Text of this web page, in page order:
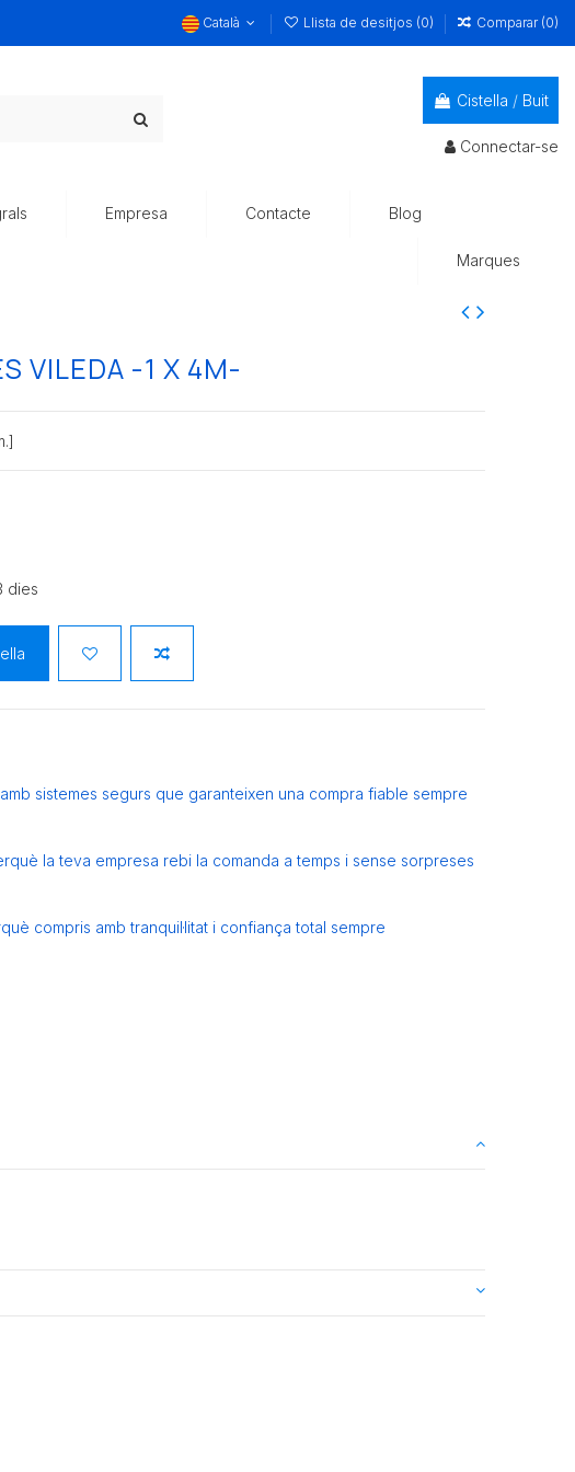
Català Llista de desitjos (0) Comparar (0)
Cistella / Buit
Connectar-se
Empresa Contacte Blog
Marques
VILEDA -1 X 4M-
dies
sistemes segurs que garanteixen una compra fiable sempre
la teva empresa rebi la comanda a temps i sense sorpreses
compris amb tranquil·litat i confiança total sempre